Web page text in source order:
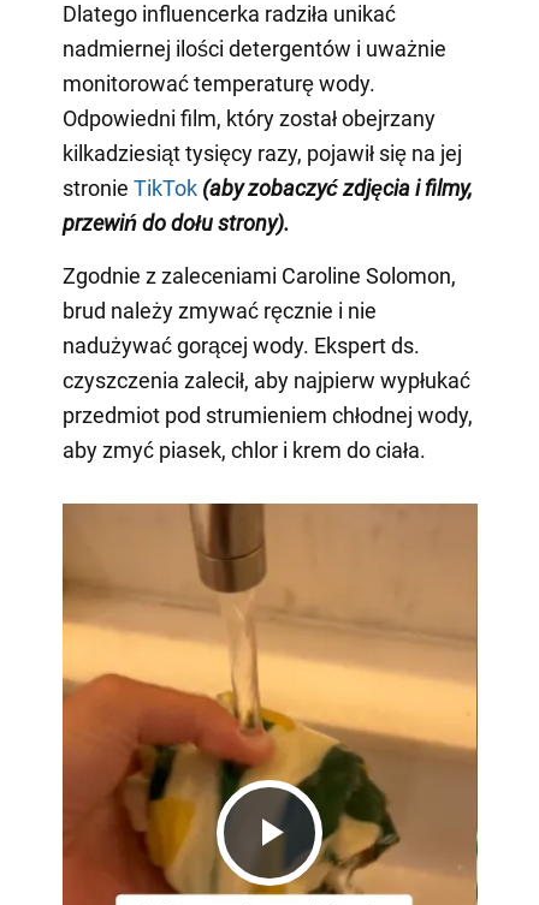
Dlatego influencerka radziła unikać
nadmiernej ilości detergentów i uważnie
monitorować temperaturę wody.
Odpowiedni film, który został obejrzany
kilkadziesiąt tysięcy razy, pojawił się na jej
stronie TikTok (aby zobaczyć zdjęcia i filmy,
przewiń do dołu strony).
Zgodnie z zaleceniami Caroline Solomon,
brud należy zmywać ręcznie i nie
nadużywać gorącej wody. Ekspert ds.
czyszczenia zalecił, aby najpierw wypłukać
przedmiot pod strumieniem chłodnej wody,
aby zmyć piasek, chlor i krem do ciała.
Play